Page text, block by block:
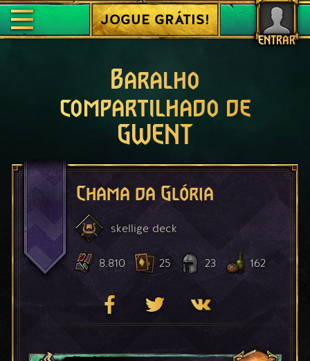
ENTRAR
JOGUE GRÁTIS!
Baralho
compartilhado de
GWENT
Chama da Glória
skellige deck
8.810 25 23 162